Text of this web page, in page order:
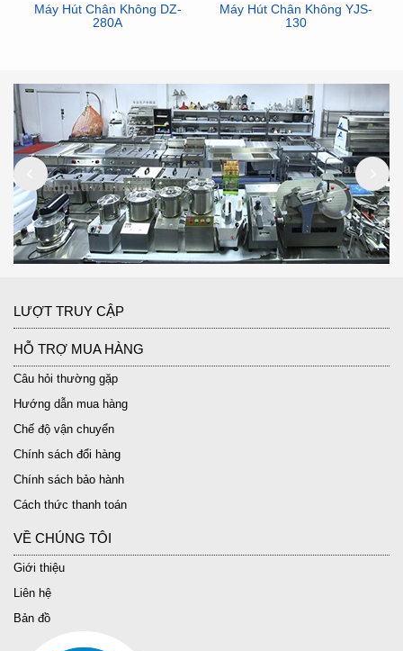
Máy Hút Chân Không DZ-
280A
Máy Hút Chân Không YJS-
130
LƯỢT TRUY CẬP
HỖ TRỢ MUA HÀNG
Câu hỏi thường gặp
Hướng dẫn mua hàng
Chế độ vận chuyển
Chính sách đổi hàng
Chính sách bảo hành
Cách thức thanh toán
VỀ CHÚNG TÔI
Giới thiệu
Liên hệ
Bản đồ